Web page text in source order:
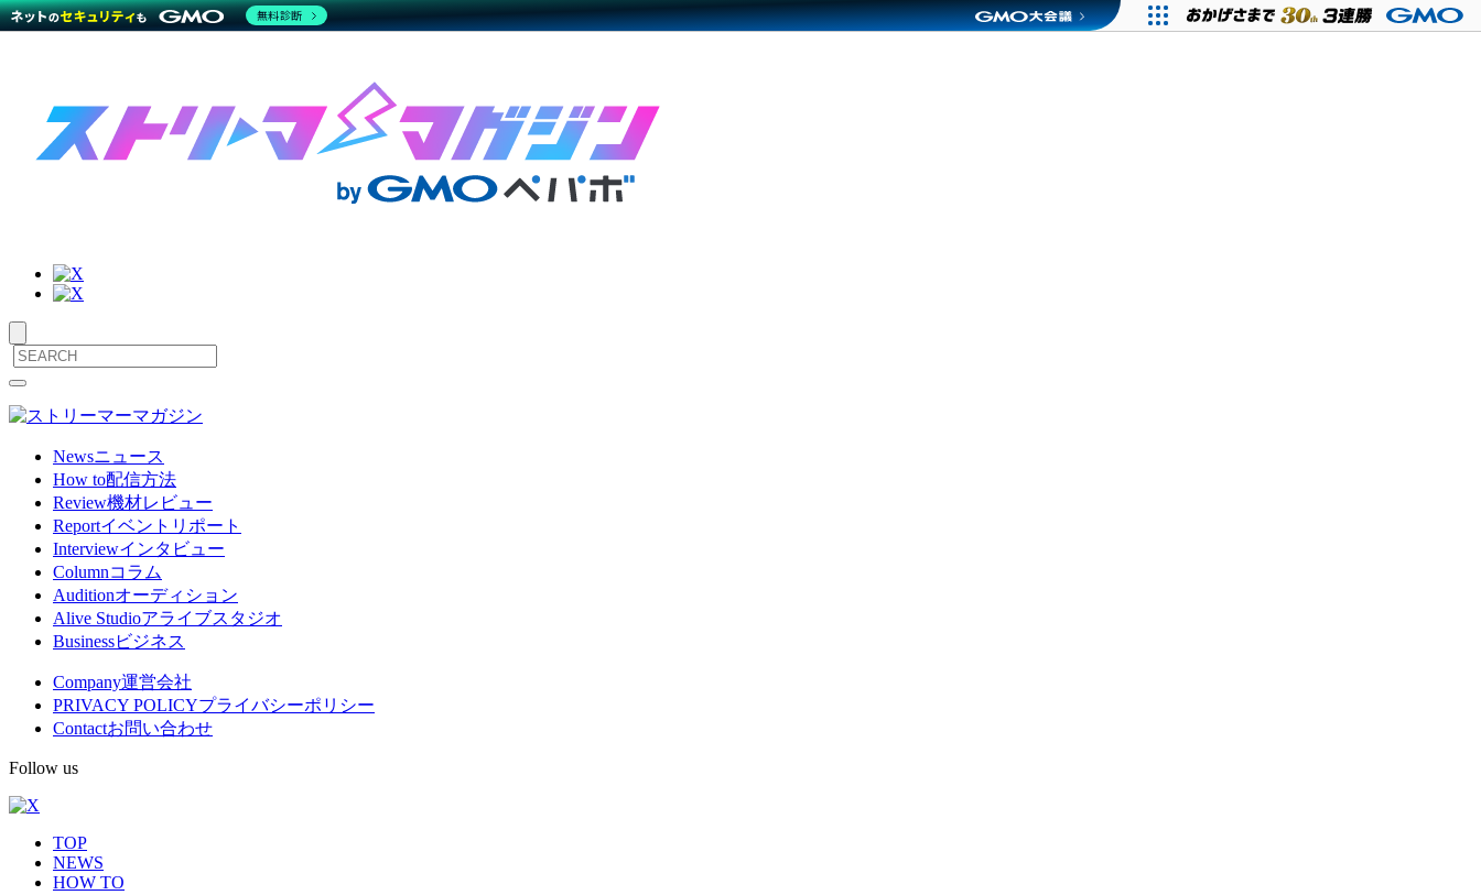
サ
イ
メ
ニ
Newsニュース
How to配信方法
Review機材レビュー
Reportイベントリポート
Interviewインタビュー
Columnコラム
Auditionオーディション
Alive Studioアライブスタジオ
Businessビジネス
Company運営会社
PRIVACY POLICYプライバシーポリシー
Contactお問い合わせ
Follow us
TOP
NEWS
HOW TO
無料診断